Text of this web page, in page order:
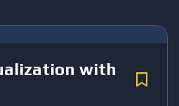
with